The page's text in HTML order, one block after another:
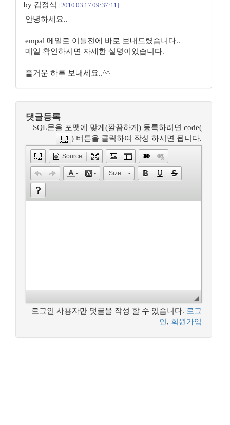
by 김정식 [2010.03.17 09:37:11]
안녕하세요..
empal 메일로 이틀전에 바로 보내드렸습니다..
메일 확인하시면 자세한 설명이있습니다.
즐거운 하루 보내세요..^^
댓글등록
SQL문을 포맷에 맞게(깔끔하게) 등록하려면 code(
) 버튼을 클릭하여 작성 하시면 됩니다.
Source
Size
로그인 사용자만 댓글을 작성 할 수 있습니다. 로그
인 , 회원가입